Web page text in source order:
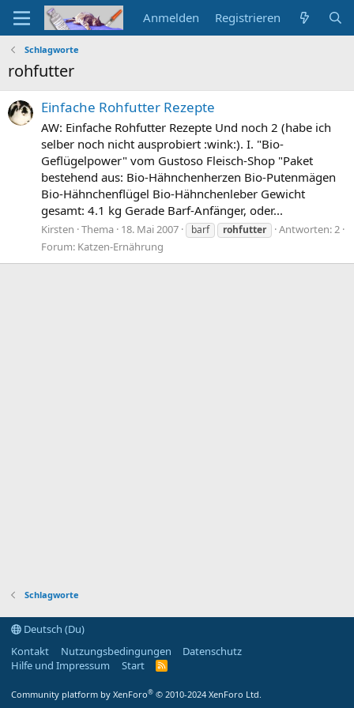
Anmelden Registrieren
Schlagworte
rohfutter
Einfache Rohfutter Rezepte
AW: Einfache Rohfutter Rezepte Und noch 2 (habe ich
selber noch nicht ausprobiert :wink:). I. "Bio-
Geflügelpower" vom Gustoso Fleisch-Shop "Paket
bestehend aus: Bio-Hähnchenherzen Bio-Putenmägen
Bio-Hähnchenflügel Bio-Hähnchenleber Gewicht
gesamt: 4.1 kg Gerade Barf-Anfänger, oder...
Kirsten Thema 18. Mai 2007 barf rohfutter
Antworten: 2
Forum: Katzen-Ernährung
Schlagworte
Deutsch (Du)
Kontakt
Nutzungsbedingungen
Datenschutz
Hilfe und Impressum
Start
R
Community platform by XenForo® © 2010-2024 XenForo Ltd.